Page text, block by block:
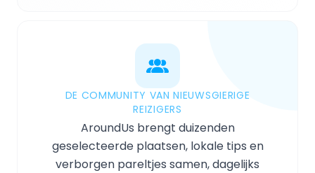
DE COMMUNITY VAN NIEUWSGIERIGE
REIZIGERS
AroundUs brengt duizenden
geselecteerde plaatsen, lokale tips en
verborgen pareltjes samen, dagelijks